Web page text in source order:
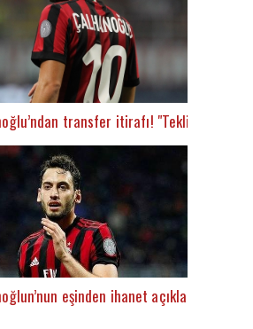
transfer itirafı! "Teklif vardı"
eşinden ihanet açıklaması "